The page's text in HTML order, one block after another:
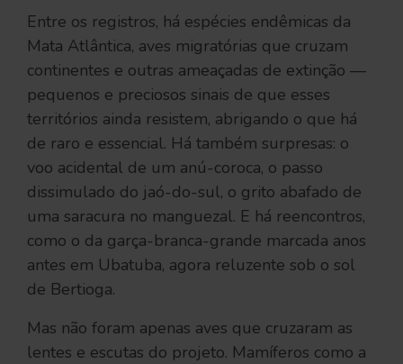
Entre os registros, há espécies endêmicas da
Mata Atlântica, aves migratórias que cruzam
continentes e outras ameaçadas de extinção —
pequenos e preciosos sinais de que esses
territórios ainda resistem, abrigando o que há
de raro e essencial. Há também surpresas: o
voo acidental de um anú-coroca, o passo
dissimulado do jaó-do-sul, o grito abafado de
uma saracura no manguezal. E há reencontros,
como o da garça-branca-grande marcada anos
antes em Ubatuba, agora reluzente sob o sol
de Bertioga.
Mas não foram apenas aves que cruzaram as
lentes e escutas do projeto. Mamíferos como a